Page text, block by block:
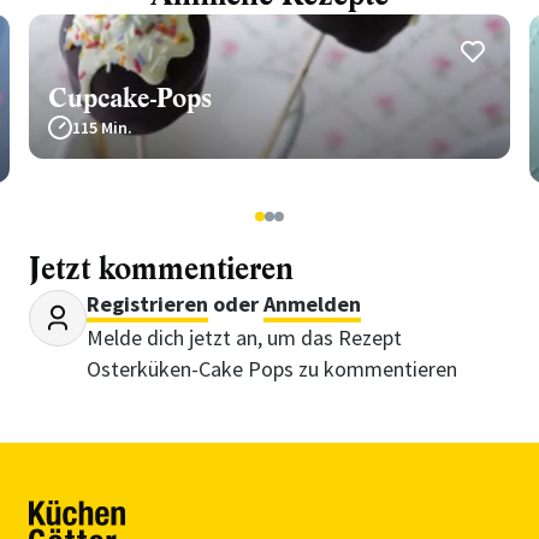
Cupcake-Pops
115 Min.
123
Jetzt kommentieren
Registrieren oderAnmelden
Melde dich jetzt an, um das Rezept
Osterküken-Cake Pops zu kommentieren